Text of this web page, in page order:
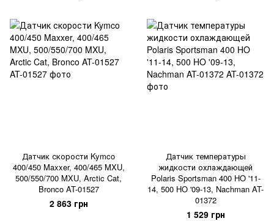
Датчик скорости Kymco
400/450 Maxxer, 400/465 MXU,
500/550/700 MXU, Arctic Cat,
Bronco AT-01527
2 863 грн
Датчик температуры
жидкости охлаждающей
Polaris Sportsman 400 HO '11-
14, 500 HO '09-13, Nachman AT-
01372
1 529 грн